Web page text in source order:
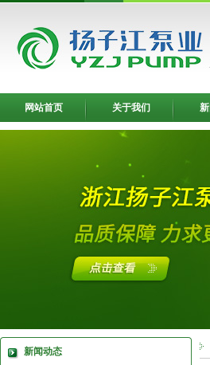
网站首页 关于我们
新闻动态